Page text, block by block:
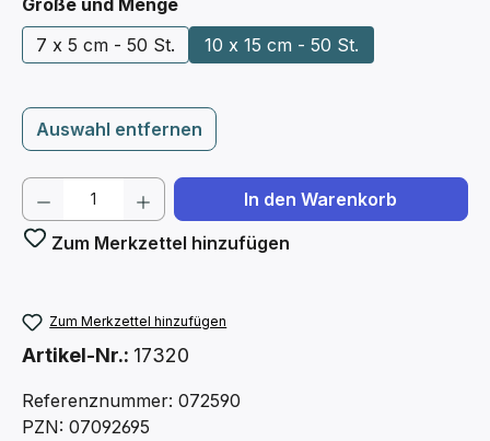
Größe und Menge
7 x 5 cm - 50 St.
10 x 15 cm - 50 St.
Auswahl entfernen
Produkt Anzahl: Gib den gewünschten
In den Warenkorb
Zum Merkzettel hinzufügen
Zum Merkzettel hinzufügen
Artikel-Nr.: 17320
Referenznummer: 072590
PZN: 07092695